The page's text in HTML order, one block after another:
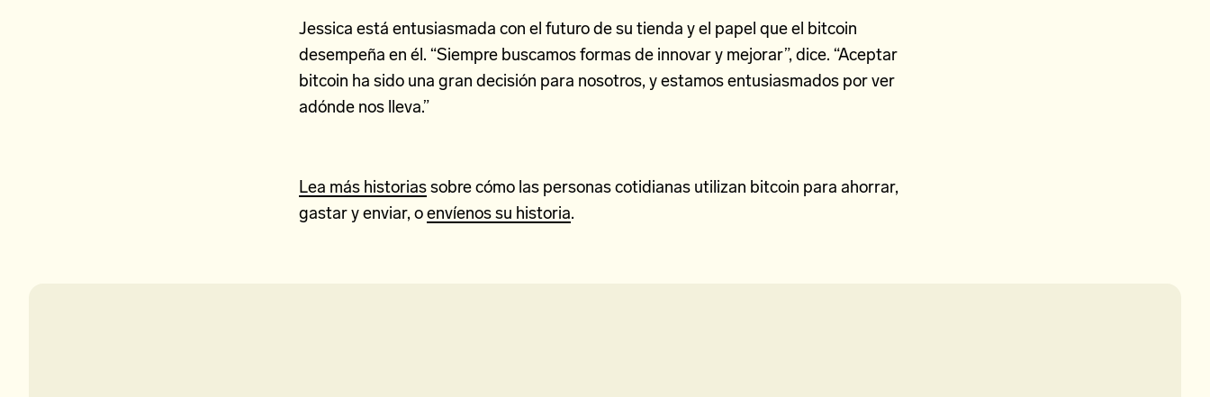
Jessica está entusiasmada con el futuro de su tienda y el papel que el bitcoin
desempeña en él. “Siempre buscamos formas de innovar y mejorar”, dice. “Aceptar
bitcoin ha sido una gran decisión para nosotros, y estamos entusiasmados por ver
adónde nos lleva.”
Lea más historias sobre cómo las personas cotidianas utilizan bitcoin para ahorrar,
gastar y enviar, o envíenos su historia.